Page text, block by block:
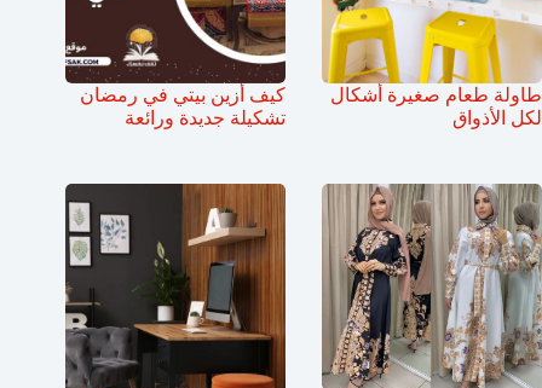
طاولة طعام صغيرة أشكال
لكل الأذواق
كيف أزين بيتي في رمضان
تشكيلة جديدة ورائعة